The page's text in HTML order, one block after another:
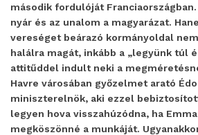
második fordulóját
nyár és az unalom a magyarázat.
vereséget beárazó kormányoldal
halálra magát, inkább a „legyünk túl
attitűddel indult neki a
Havre városában győzelmet arató
miniszterelnök, aki ezzel
legyen hova visszahúzódna, ha
megköszönné a munkáját.